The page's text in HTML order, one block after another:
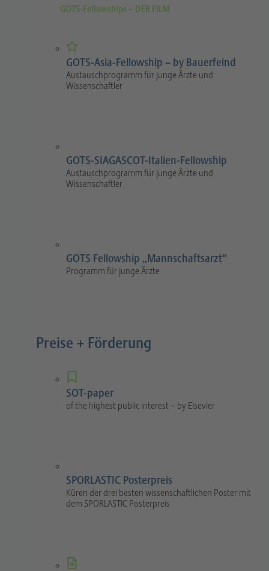
GOTS-Fellowships – DER FILM
GOTS-Asia-Fellowship – by Bauerfeind
Austauschprogramm für junge Ärzte und
Wissenschaftler
GOTS-SIAGASCOT-Italien-Fellowship
Austauschprogramm für junge Ärzte und
Wissenschaftler
GOTS Fellowship „Mannschaftsarzt“
Programm für junge Ärzte
Preise + Förderung
SOT-paper
of the highest public interest – by Elsevier
SPORLASTIC Posterpreis
Küren der drei besten wissenschaftlichen Poster mit
dem SPORLASTIC Posterpreis